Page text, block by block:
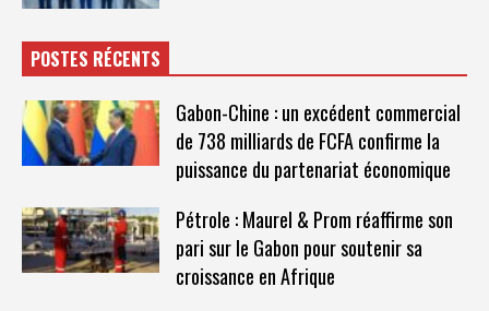
POSTES RÉCENTS
Gabon-Chine : un excédent commercial
de 738 milliards de FCFA confirme la
puissance du partenariat économique
Pétrole : Maurel & Prom réaffirme son
pari sur le Gabon pour soutenir sa
croissance en Afrique